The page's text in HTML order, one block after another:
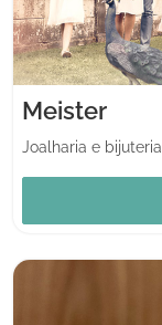
Meister
Joalharia e bijuteria